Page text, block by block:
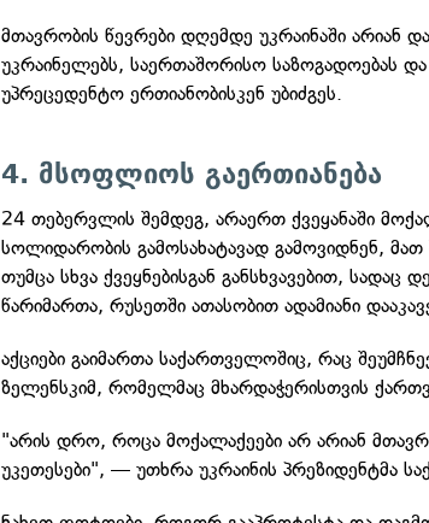
მთავრობის წევრები დღემდე უკრაინაში არიან
უკრაინელებს, საერთაშორისო საზოგადოებას
უპრეცედენტო ერთიანობისკენ უბიძგეს.
4. მსოფლიოს გაერთიანება
24 თებერვლის შემდეგ, არაერთ ქვეყანაში
სოლიდარობის გამოსახატავად გამოვიდნენ,
თუმცა სხვა ქვეყნებისგან განსხვავებით, სადაც
წარიმართა, რუსეთში ათასობით ადამიანი
აქციები გაიმართა საქართველოშიც, რაც
ზელენსკიმ, რომელმაც მხარდაჭერისთვის
"არის დრო, როცა მოქალაქეები არ არიან
უკეთესები", — უთხრა უკრაინის პრეზიდენტმა